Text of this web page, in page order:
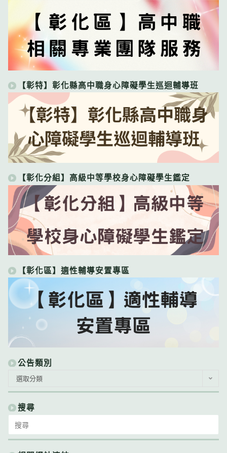
【彰特】彰化縣高中職身心障礙學生巡迴輔導班
【彰化分組】高級中等學校身心障礙學生鑑定
【彰化區】適性輔導安置專區
公告類別
類
別
選取分類
搜尋
for: